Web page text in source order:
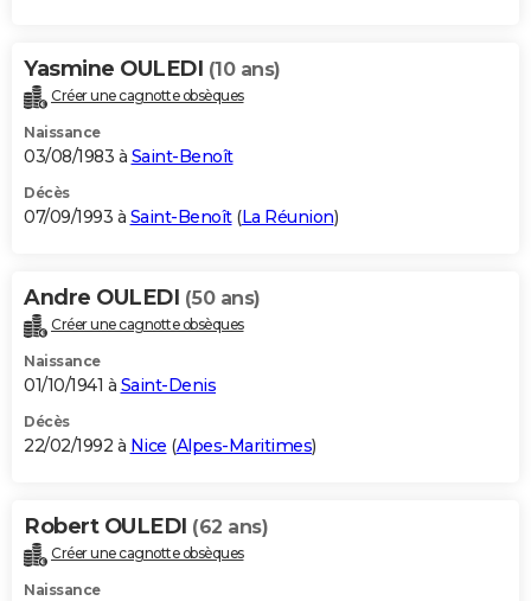
Yasmine OULEDI (10 ans)
Créer une cagnotte obsèques
Naissance
03/08/1983 à Saint-Benoît
Décès
07/09/1993 à Saint-Benoît(La Réunion)
Andre OULEDI (50 ans)
Créer une cagnotte obsèques
Naissance
01/10/1941 à Saint-Denis
Décès
22/02/1992 à Nice (Alpes-Maritimes)
Robert OULEDI (62 ans)
Créer une cagnotte obsèques
Naissance